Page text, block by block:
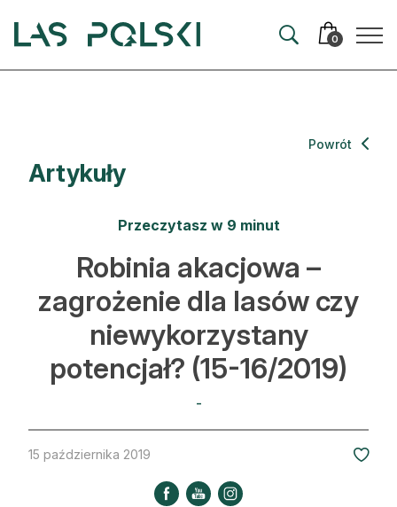
0
Artykuły
Hodowla lasu
Ochrona lasu
Nowe technologie
Prawo
Kultura i historia
Auto do lasu
Artykuły
Powrót
Przeczytasz w 9 minut
Robinia akacjowa –
zagrożenie dla lasów czy
niewykorzystany
potencjał? (15-16/2019)
-
15 października 2019